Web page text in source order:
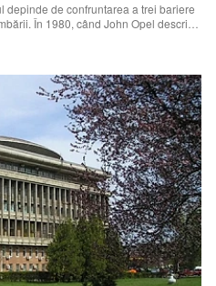
depinde de confruntarea a trei bariere
În 1980, când John Opel descria
nu pentru…